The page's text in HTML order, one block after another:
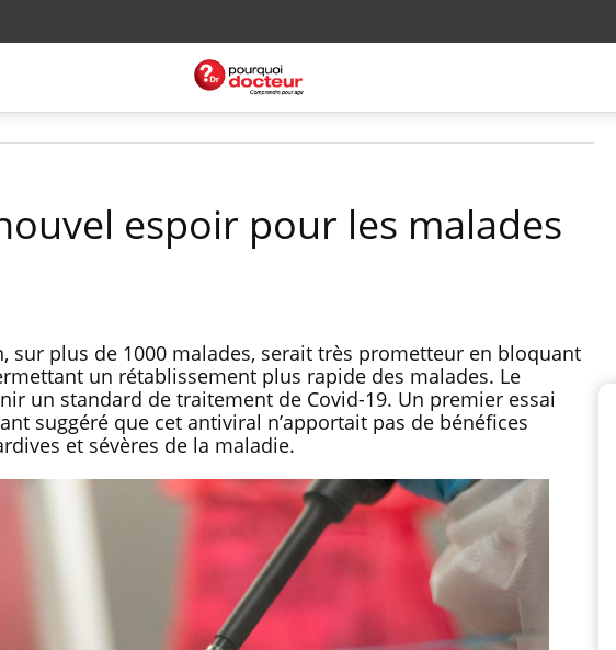
espoir pour les malades
sur plus de 1000 malades, serait très prometteur en bloquant
un rétablissement plus rapide des malades. Le
un standard de traitement de Covid-19. Un premier essai
suggéré que cet antiviral n’apportait pas de bénéfices
et sévères de la maladie.
Mon enfant est-il trop
sensible ou simplement
très empathique ?
Comment éviter une otite
pendant les vacances ?